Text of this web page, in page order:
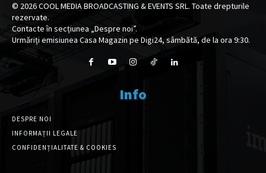
© 2026COOL MEDIA BROADCASTING & EVENTS SRL. Toate drepturile
rezervate.
Contacte în secțiunea „Despre noi”.
Urmăriți emisiunea Casa Magazin pe Digi24, sâmbătă, de la ora 9:30.
Info
DESPRE NOI
INFORMAȚII LEGALE
CONFIDENȚIALITATE & COOKIES